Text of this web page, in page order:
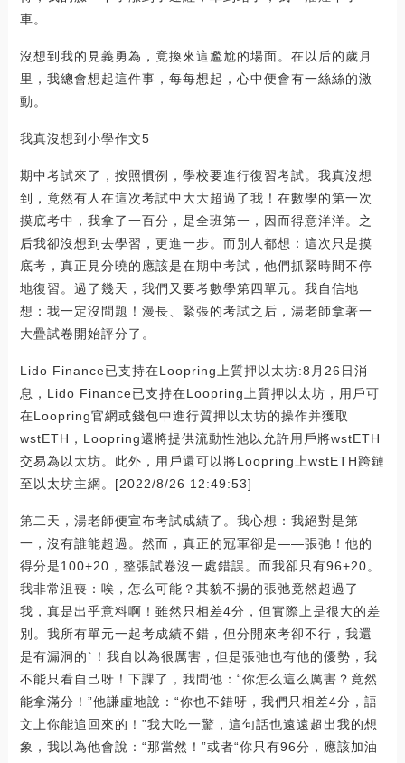
車。
沒想到我的見義勇為，竟換來這尷尬的場面。在以后的歲月
里，我總會想起這件事，每每想起，心中便會有一絲絲的激
動。
我真沒想到小學作文5
期中考試來了，按照慣例，學校要進行復習考試。我真沒想
到，竟然有人在這次考試中大大超過了我！在數學的第一次
摸底考中，我拿了一百分，是全班第一，因而得意洋洋。之
后我卻沒想到去學習，更進一步。而別人都想：這次只是摸
底考，真正見分曉的應該是在期中考試，他們抓緊時間不停
地復習。過了幾天，我們又要考數學第四單元。我自信地
想：我一定沒問題！漫長、緊張的考試之后，湯老師拿著一
大疊試卷開始評分了。
Lido Finance已支持在Loopring上質押以太坊:8月26日消
息，Lido Finance已支持在Loopring上質押以太坊，用戶可
在Loopring官網或錢包中進行質押以太坊的操作并獲取
wstETH，Loopring還將提供流動性池以允許用戶將wstETH
交易為以太坊。此外，用戶還可以將Loopring上wstETH跨鏈
至以太坊主網。[2022/8/26 12:49:53]
第二天，湯老師便宣布考試成績了。我心想：我絕對是第
一，沒有誰能超過。然而，真正的冠軍卻是――張弛！他的
得分是100+20，整張試卷沒一處錯誤。而我卻只有96+20。
我非常沮喪：唉，怎么可能？其貌不揚的張弛竟然超過了
我，真是出乎意料啊！雖然只相差4分，但實際上是很大的差
別。我所有單元一起考成績不錯，但分開來考卻不行，我還
是有漏洞的`！我自以為很厲害，但是張弛也有他的優勢，我
不能只看自己呀！下課了，我問他：“你怎么這么厲害？竟然
能拿滿分！”他謙虛地說：“你也不錯呀，我們只相差4分，語
文上你能追回來的！”我大吃一驚，這句話也遠遠超出我的想
象，我以為他會說：“那當然！”或者“你只有96分，應該加油